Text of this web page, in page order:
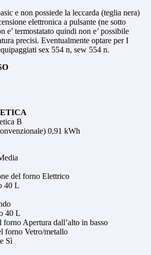
e non possiede la leccarda (teglia nera)
elettronica a pulsante (ne sotto
e’ termostatato quindi non e’ possibile
precisi. Eventualmente optare per I
sex 554 n, sew 554 n.
B
0,91 kWh
del forno Elettrico
40 L
40 L
Apertura dall’alto in basso
forno Vetro/metallo
Sì